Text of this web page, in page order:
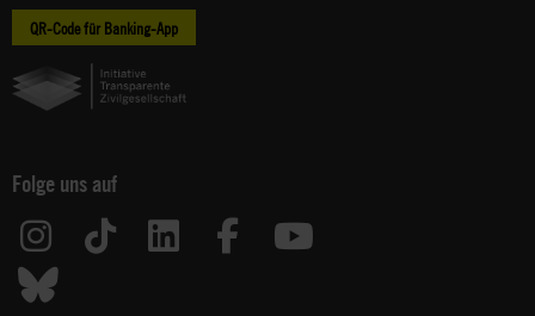
QR-Code für Banking-App
Folge uns auf